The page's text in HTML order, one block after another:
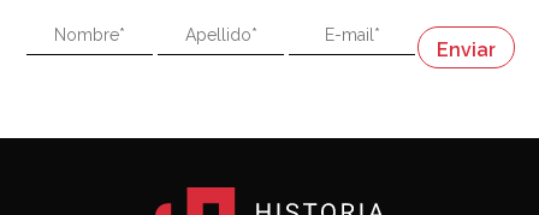
"En política, la estupidez no es una desventaja"
Napoleón